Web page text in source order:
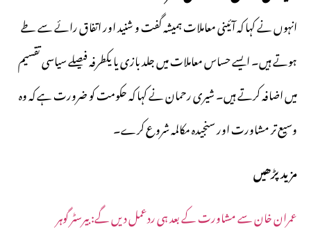
انہوں نے کہا کہ آئینی معاملات ہمیشہ گفت و شنید اور اتفاق رائے سے طے
ہوتے ہیں۔ ایسے حساس معاملات میں جلد بازی یا یکطرفہ فیصلے سیاسی تقسیم
میں اضافہ کرتے ہیں۔ شیری رحمان نے کہا کہ حکومت کو ضرورت ہے کہ وہ
وسیع تر مشاورت اور سنجیدہ مکالمہ شروع کرے۔
مزید پڑھیں
عمران خان سے مشاورت کے بعد ہی ردعمل دیں گے: بیرسٹر گوہر